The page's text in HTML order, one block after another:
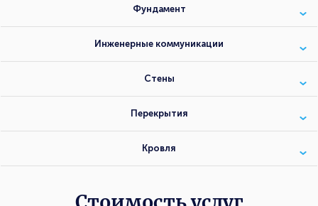
Фундамент
Инженерные коммуникации
Стены
Перекрытия
Кровля